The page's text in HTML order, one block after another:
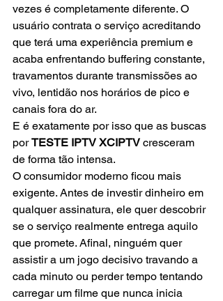
vezes é completamente diferente. O
usuário contrata o serviço acreditando
que terá uma experiência premium e
acaba enfrentando buffering constante,
travamentos durante transmissões ao
vivo, lentidão nos horários de pico e
canais fora do ar.
E é exatamente por isso que as buscas
por TESTE IPTV XCIPTV cresceram
de forma tão intensa.
O consumidor moderno ficou mais
exigente. Antes de investir dinheiro em
qualquer assinatura, ele quer descobrir
se o serviço realmente entrega aquilo
que promete. Afinal, ninguém quer
assistir a um jogo decisivo travando a
cada minuto ou perder tempo tentando
carregar um filme que nunca inicia